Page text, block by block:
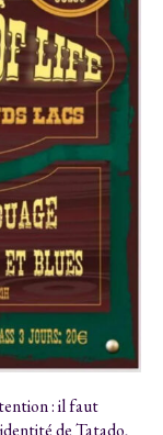
: il faut
de Tatado,